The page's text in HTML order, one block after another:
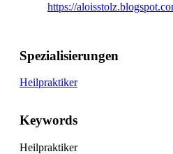
https://
Spezialisierungen
Heilpraktiker
Keywords
Heilpraktiker